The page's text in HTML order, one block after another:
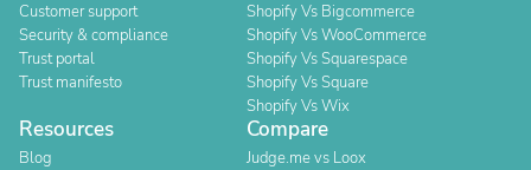
Customer support
Security & compliance
Trust portal
Trust manifesto
Shopify Vs Bigcommerce
Shopify Vs WooCommerce
Shopify Vs Squarespace
Shopify Vs Square
Shopify Vs Wix
Resources
Blog
Compare
Judge.me vs Loox